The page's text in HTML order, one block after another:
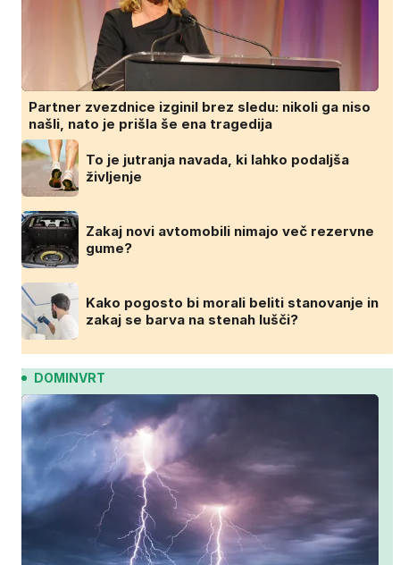
Partner zvezdnice izginil brez sledu: nikoli ga niso
našli, nato je prišla še ena tragedija
To je jutranja navada, ki lahko podaljša
življenje
Zakaj novi avtomobili nimajo več rezervne
gume?
Kako pogosto bi morali beliti stanovanje in
zakaj se barva na stenah lušči?
DOMINVRT